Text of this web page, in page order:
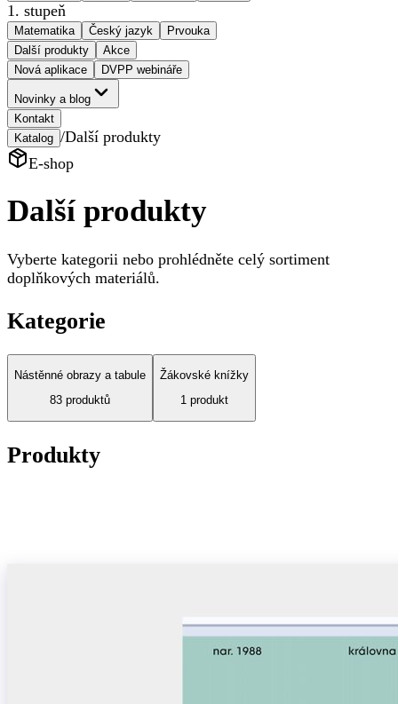
1. stupeň
Matematika Český jazyk
Prvouka
Další produkty
Akce
Nová aplikace
DVPP webináře
Novinky a blog
Kontakt
Katalog /Další produkty
E-shop
Další produkty
Vyberte kategorii nebo prohlédněte celý sortiment
doplňkových materiálů.
Kategorie
Nástěnné obrazy a tabule
83 produktů
Žákovské knížky
1 produkt
Produkty